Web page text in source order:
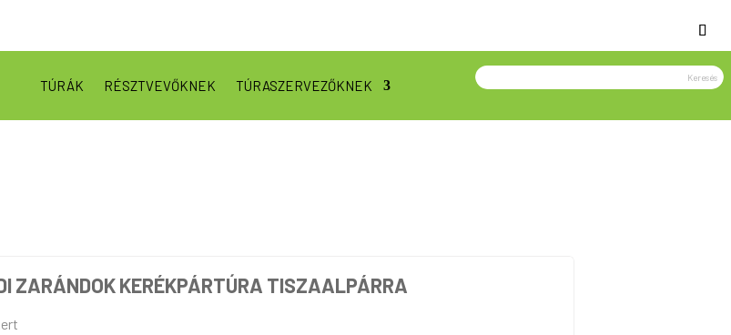
TÚRÁK RÉSZTVEVŐKNEK TÚRASZERVEZŐKNEK
ZARÁNDOK KERÉKPÁRTÚRA TISZAALPÁRRA